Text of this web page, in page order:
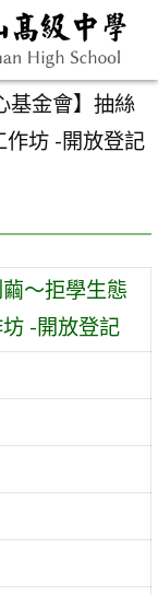
基金會】抽絲
作坊 -開放登記
繭～拒學生態
-開放登記